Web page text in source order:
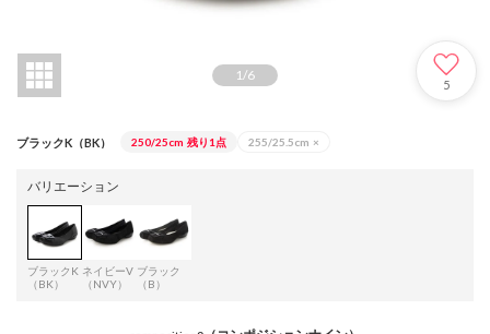
1/6
5
ブラックK（BK） 250/25cm 残り1点 255/25.5cm ×
バリエーション
ブラックK
（BK）
ネイビーV
（NVY）
ブラック
（B）